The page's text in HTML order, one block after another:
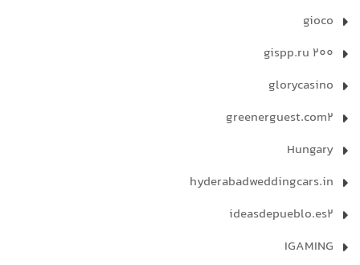
gioco
gispp.ru 200
glorycasino
greenerguest.com2
Hungary
hyderabadweddingcars.in
ideasdepueblo.es2
IGAMING